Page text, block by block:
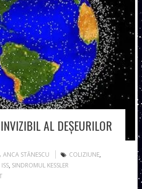
AL DEȘEURILOR
ANCA STĂNESCU COLIZIUNE,
ISS, SINDROMUL KESSLER